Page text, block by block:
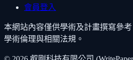
會員登入
本網站內容僅供學術及計畫撰寫參
學術倫理與相關法規。